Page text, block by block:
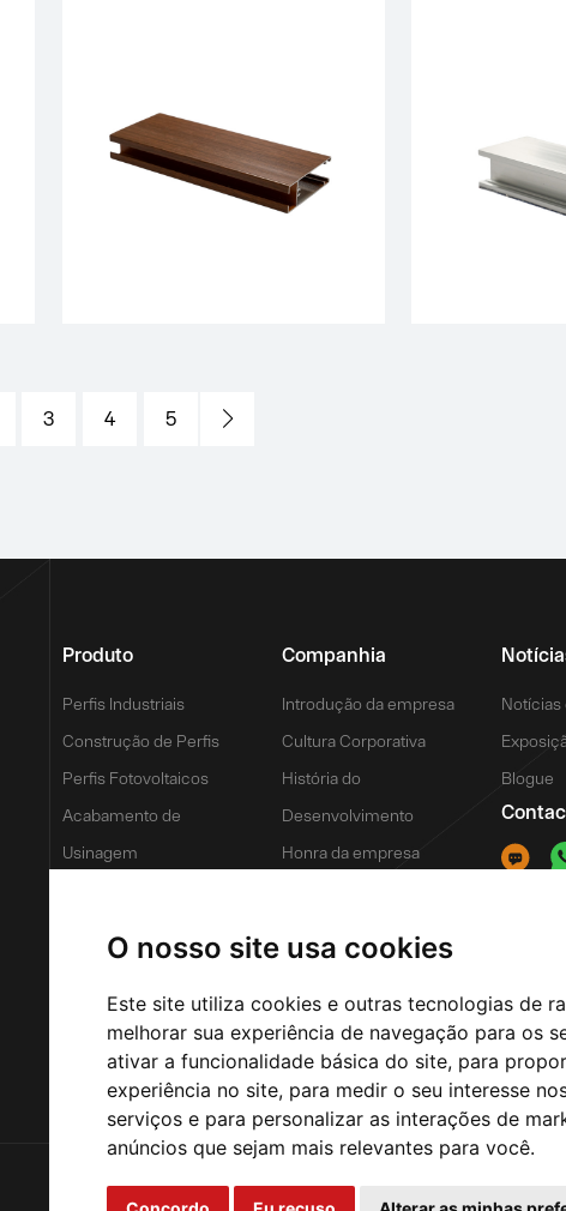
O nosso site usa cookies
Este site utiliza cookies e outras tecnologias de
melhorar sua experiência de navegação para os
ativar a funcionalidade básica do site, para
experiência no site, para medir o seu interesse
serviços e para personalizar as interações de
anúncios que sejam mais relevantes para você.
3 4 5
Produto
Perfis Industriais
Construção de Perfis
Perfis Fotovoltaicos
Acabamento de
Usinagem
Companhia
Introdução da empresa
Cultura Corporativa
História do
Desenvolvimento
Honra da empresa
Força de fabricação
Notícias
Blogue